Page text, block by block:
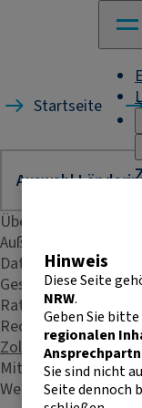
Startseite
Übersicht
Außenhandelsstatistik
Daten & Fakten
Geschäftspraxis
Rating
Recht & Steuern
Zoll
Weitere Kontakte
Hinweis
Diese Seite
NRW.
Geben Sie
regionalen
Sie sind nicht
Seite dennoch